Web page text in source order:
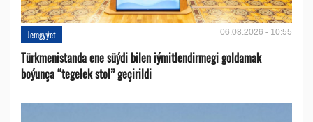
Jemgyýet 06.08.2026 - 10:55
Türkmenistanda ene süýdi bilen iýmitlendirmegi goldamak
boýunça “tegelek stol” geçirildi